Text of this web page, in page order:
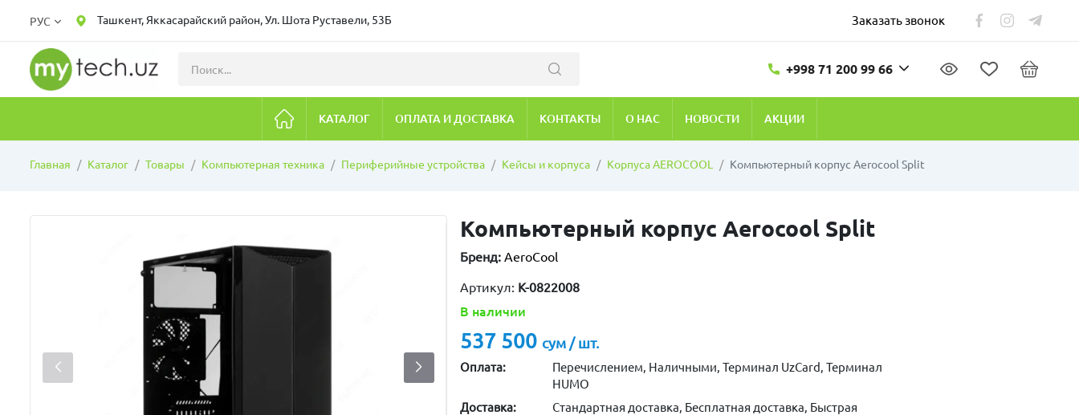
РУС Ташкент, Яккасарайский район, Ул. Шота Руставели, 53Б Заказать звонок
+998 71 200 99 66
КАТАЛОГ ОПЛАТА И ДОСТАВКА КОНТАКТЫ О НАС НОВОСТИ АКЦИИ
Главная Каталог Товары Компьютерная техника Периферийные устройства Кейсы и корпуса Корпуса AEROCOOL Компьютерный корпус Aerocool Split
Компьютерный корпус Aerocool Split
Бренд: AeroCool
Артикул: K-0822008
В наличии
537 500 сум / шт.
Оплата:
Перечислением, Наличными, Терминал UzCard, Терминал
HUMO
Доставка:
Стандартная доставка, Бесплатная доставка, Быстрая